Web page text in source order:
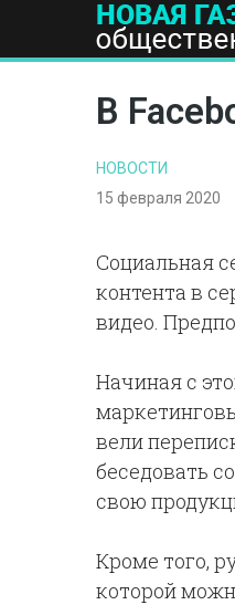
ПОЛИТИКА ОБЩЕСТВО
В
НОВОСТИ
15 февраля 2020
Социальная
контента в
видео.
Начиная с
вели
беседовать
свою
Кроме того,
которой